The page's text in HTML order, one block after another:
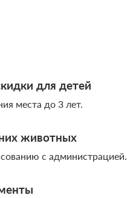
для детей
места до 3 лет.
животных
с администрацией.